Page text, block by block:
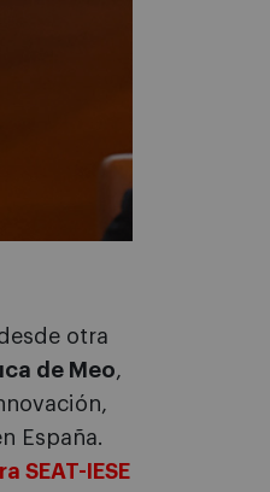
otra
de Meo,
España.
SEAT-IESE